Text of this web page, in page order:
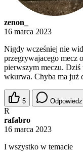
zenon_
16 marca 2023
Nigdy wcześniej nie
przegrywajacego mecz
pierwszym meczu. Dziś
wkurwa. Chyba ma już
5 Odpowiedz
R
rafabro
16 marca 2023
I wszystko w temacie